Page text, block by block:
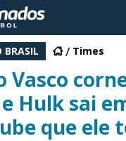
BRASIL Times
Vasco
Hulk sai
que ele